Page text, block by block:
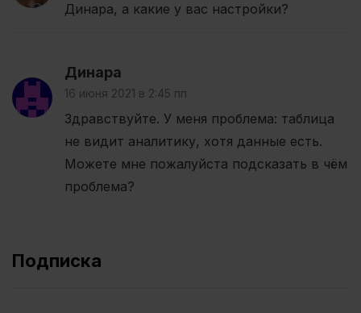
Динара, а какие у вас настройки?
Динара
16 июня 2021 в 2:45 пп
Здравствуйте. У меня проблема: таблица
не видит аналитику, хотя данные есть.
Можете мне пожалуйста подсказать в чём
проблема?
Подписка